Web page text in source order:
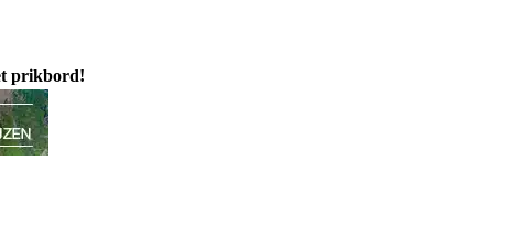
prikbord!